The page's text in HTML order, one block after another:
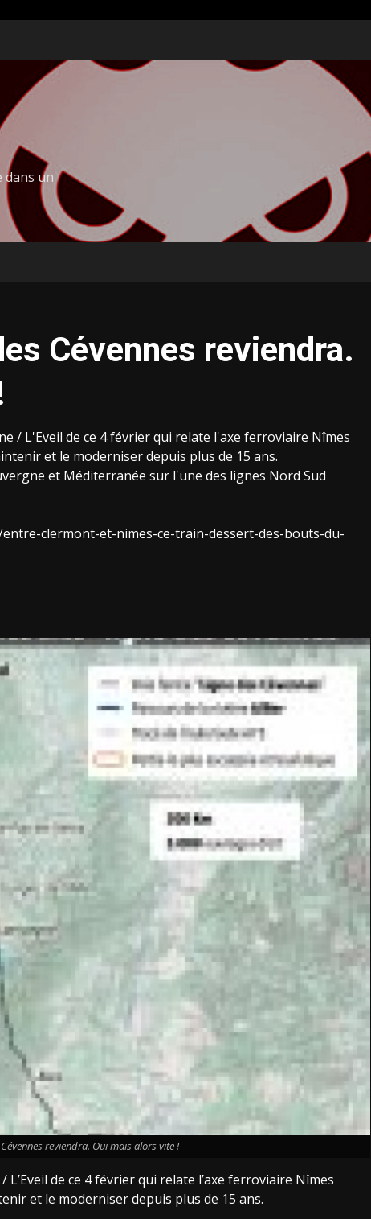
dans un
Cévennes reviendra.
/ L'Eveil de ce 4 février qui relate l'axe ferroviaire Nîmes
et le moderniser depuis plus de 15 ans.
et Méditerranée sur l'une des lignes Nord Sud
clermont-et-nimes-ce-train-dessert-des-bouts-du-
reviendra. Oui mais alors vite !
de ce 4 février qui relate l’axe ferroviaire Nîmes
et le moderniser depuis plus de 15 ans.